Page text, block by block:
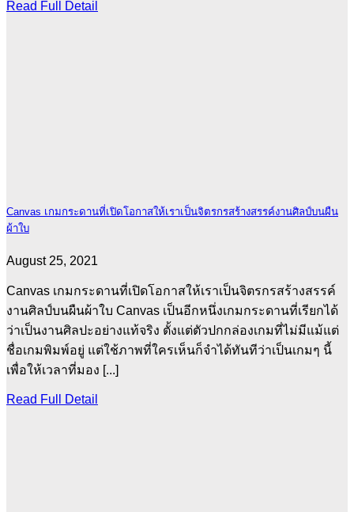
Read Full Detail
Canvas เกมกระดานที่เปิดโอกาสให้เราเป็นจิตรกรสร้างสรรค์งานศิลป์บนผืน
ผ้าใบ
August 25, 2021
Canvas เกมกระดานที่เปิดโอกาสให้เราเป็นจิตรกรสร้างสรรค์
งานศิลป์บนผืนผ้าใบ Canvas เป็นอีกหนึ่งเกมกระดานที่เรียกได้
ว่าเป็นงานศิลปะอย่างแท้จริง ตั้งแต่ตัวปกกล่องเกมที่ไม่มีแม้แต่
ชื่อเกมพิมพ์อยู่ แต่ใช้ภาพที่ใครเห็นก็จำได้ทันทีว่าเป็นเกมๆ นี้
เพื่อให้เวลาที่มอง [...]
Read Full Detail